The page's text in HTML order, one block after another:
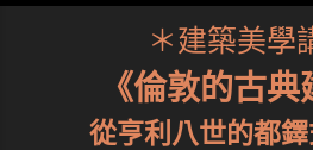
＊建築美學
《倫敦的古典
從亨利八世的都